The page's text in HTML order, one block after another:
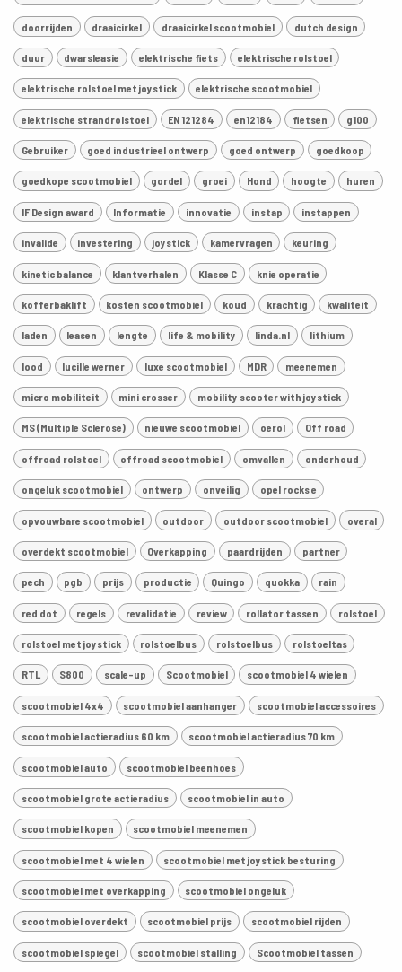
doorrijden draaicirkel draaicirkel scootmobiel dutch design
duur dwarsleasie elektrische fiets elektrische rolstoel
elektrische rolstoel met joystick elektrische scootmobiel
elektrische strandrolstoel EN 121284 en12184 fietsen g100
Gebruiker goed industrieel ontwerp goed ontwerp goedkoop
goedkope scootmobiel gordel groei Hond hoogte huren
IF Design award Informatie innovatie instap instappen
invalide investering joystick kamervragen keuring
kinetic balance klantverhalen Klasse C knie operatie
kofferbaklift kosten scootmobiel koud krachtig kwaliteit
laden leasen lengte life & mobility linda.nl lithium
lood lucille werner luxe scootmobiel MDR meenemen
micro mobiliteit mini crosser mobility scooter with joystick
MS (Multiple Sclerose) nieuwe scootmobiel oerol Off road
offroad rolstoel offroad scootmobiel omvallen onderhoud
ongeluk scootmobiel ontwerp onveilig opel rocks e
opvouwbare scootmobiel outdoor outdoor scootmobiel overal
overdekt scootmobiel Overkapping paardrijden partner
pech pgb prijs productie Quingo quokka rain
red dot regels revalidatie review rollator tassen rolstoel
rolstoel met joystick rolstoelbus rolstoelbus rolstoeltas
RTL S800 scale-up Scootmobiel scootmobiel 4 wielen
scootmobiel 4x4 scootmobiel aanhanger scootmobiel accessoires
scootmobiel actieradius 60 km scootmobiel actieradius 70 km
scootmobiel auto scootmobiel beenhoes
scootmobiel grote actieradius scootmobiel in auto
scootmobiel kopen scootmobiel meenemen
scootmobiel met 4 wielen scootmobiel met joystick besturing
scootmobiel met overkapping scootmobiel ongeluk
scootmobiel overdekt scootmobiel prijs scootmobiel rijden
scootmobiel spiegel scootmobiel stalling Scootmobiel tassen